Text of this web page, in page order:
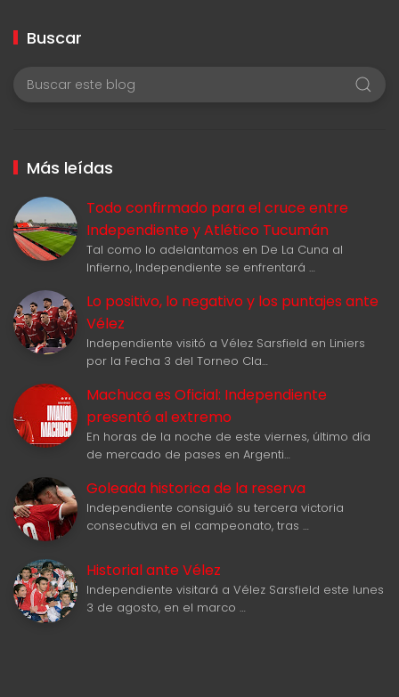
Buscar
Más leídas
Todo confirmado para el cruce entre
Independiente y Atlético Tucumán
Tal como lo adelantamos en De La Cuna al
Infierno, Independiente se enfrentará …
Lo positivo, lo negativo y los puntajes ante
Vélez
Independiente visitó a Vélez Sarsfield en Liniers
por la Fecha 3 del Torneo Cla…
Machuca es Oficial: Independiente
presentó al extremo
En horas de la noche de este viernes, último día
de mercado de pases en Argenti…
Goleada historica de la reserva
Independiente consiguió su tercera victoria
consecutiva en el campeonato, tras …
Historial ante Vélez
Independiente visitará a Vélez Sarsfield este lunes
3 de agosto, en el marco …